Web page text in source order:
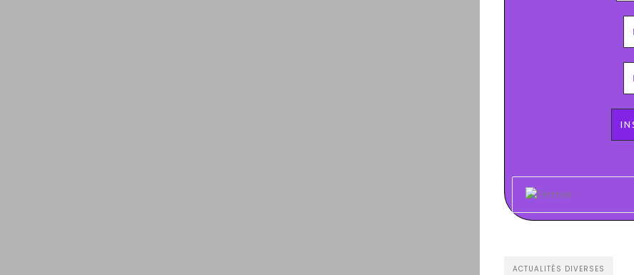
ACTUALITÉS DIVERSES